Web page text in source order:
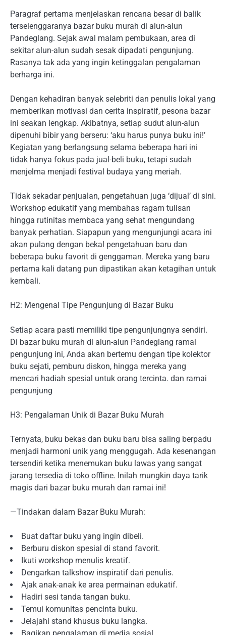
Paragraf pertama menjelaskan rencana besar di balik
terselenggaranya bazar buku murah di alun-alun
Pandeglang. Sejak awal malam pembukaan, area di
sekitar alun-alun sudah sesak dipadati pengunjung.
Rasanya tak ada yang ingin ketinggalan pengalaman
berharga ini.
Dengan kehadiran banyak selebriti dan penulis lokal yang
memberikan motivasi dan cerita inspiratif, pesona bazar
ini seakan lengkap. Akibatnya, setiap sudut alun-alun
dipenuhi bibir yang berseru: ‘aku harus punya buku ini!’
Kegiatan yang berlangsung selama beberapa hari ini
tidak hanya fokus pada jual-beli buku, tetapi sudah
menjelma menjadi festival budaya yang meriah.
Tidak sekadar penjualan, pengetahuan juga ‘dijual’ di sini.
Workshop edukatif yang membahas ragam tulisan
hingga rutinitas membaca yang sehat mengundang
banyak perhatian. Siapapun yang mengunjungi acara ini
akan pulang dengan bekal pengetahuan baru dan
beberapa buku favorit di genggaman. Mereka yang baru
pertama kali datang pun dipastikan akan ketagihan untuk
kembali.
H2: Mengenal Tipe Pengunjung di Bazar Buku
Setiap acara pasti memiliki tipe pengunjungnya sendiri.
Di bazar buku murah di alun-alun Pandeglang ramai
pengunjung ini, Anda akan bertemu dengan tipe kolektor
buku sejati, pemburu diskon, hingga mereka yang
mencari hadiah spesial untuk orang tercinta. dan ramai
pengunjung
H3: Pengalaman Unik di Bazar Buku Murah
Ternyata, buku bekas dan buku baru bisa saling berpadu
menjadi harmoni unik yang menggugah. Ada kesenangan
tersendiri ketika menemukan buku lawas yang sangat
jarang tersedia di toko offline. Inilah mungkin daya tarik
magis dari bazar buku murah dan ramai ini!
—Tindakan dalam Bazar Buku Murah:
Buat daftar buku yang ingin dibeli.
Berburu diskon spesial di stand favorit.
Ikuti workshop menulis kreatif.
Dengarkan talkshow inspiratif dari penulis.
Ajak anak-anak ke area permainan edukatif.
Hadiri sesi tanda tangan buku.
Temui komunitas pencinta buku.
Jelajahi stand khusus buku langka.